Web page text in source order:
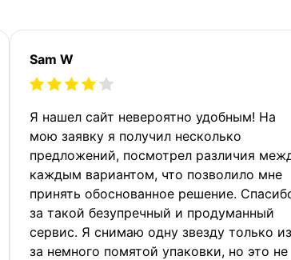
Sam W
Я нашел сайт невероятно удобным! На
мою заявку я получил несколько
предложений, посмотрел различия
каждым вариантом, что позволило мне
принять обоснованное решение.
за такой безупречный и продуманный
сервис. Я снимаю одну звезду только
за немного помятой упаковки, но это не